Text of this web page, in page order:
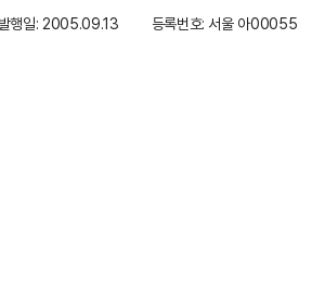
행일: 2005.09.13 등록번호: 서울 아00055